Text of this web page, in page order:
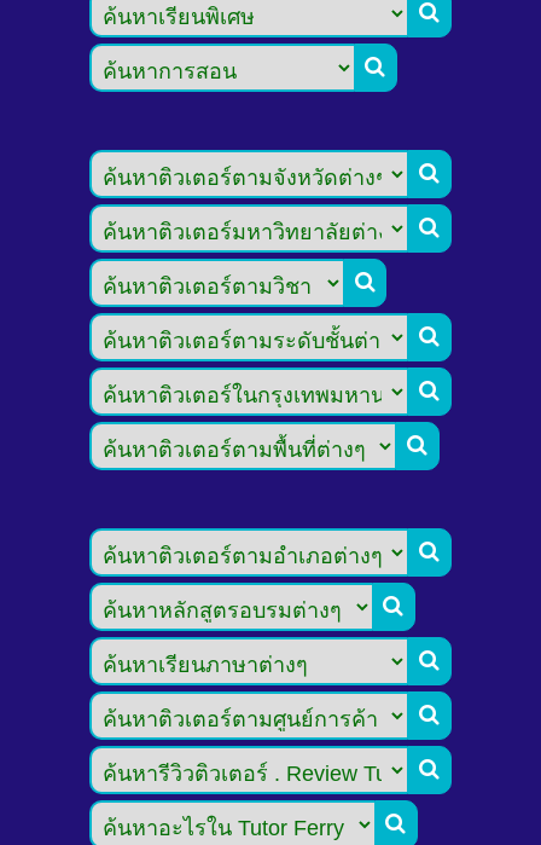













